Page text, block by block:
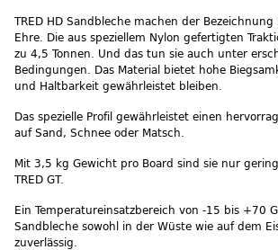
TRED HD Sandbleche machen der Bezeichnung
Ehre. Die aus speziellem Nylon gefertigten
zu 4,5 Tonnen. Und das tun sie auch unter
Bedingungen. Das Material bietet hohe
und Haltbarkeit gewährleistet bleiben.
Das spezielle Profil gewährleistet einen
auf Sand, Schnee oder Matsch.
Mit 3,5 kg Gewicht pro Board sind sie nur
TRED GT.
Ein Temperatureinsatzbereich von -15 bis +70
Sandbleche sowohl in der Wüste wie auf dem
zuverlässig.